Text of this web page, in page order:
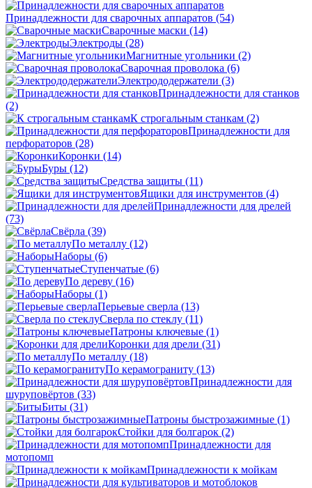
Принадлежности для сварочных аппаратов (54)
Сварочные маски (14)
Электроды (28)
Магнитные угольники (2)
Сварочная проволока (6)
Электрододержатели (3)
Принадлежности для станков
(2)
К строгальным станкам (2)
Принадлежности для
перфораторов (28)
Коронки (14)
Буры (12)
Средства защиты (11)
Ящики для инструментов (4)
Принадлежности для дрелей
(73)
Свёрла (39)
По металлу (12)
Наборы (6)
Ступенчатые (6)
По дереву (16)
Наборы (1)
Перьевые сверла (13)
Сверла по стеклу (11)
Патроны ключевые (1)
Коронки для дрели (31)
По металлу (18)
По керамограниту (13)
Принадлежности для
шуруповёртов (33)
Биты (31)
Патроны быстрозажимные (1)
Стойки для болгарок (2)
Принадлежности для
мотопомп
Принадлежности к мойкам